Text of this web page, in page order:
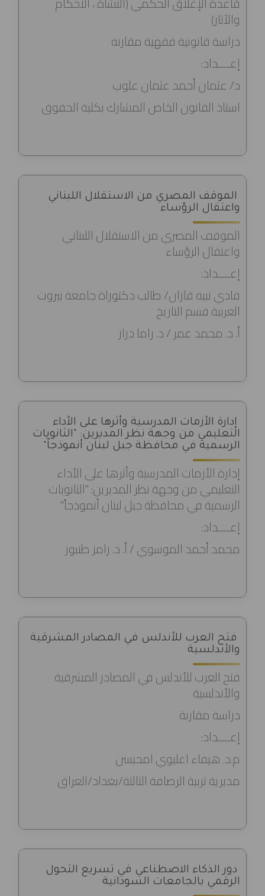
والآثار)
دراسة قانونية فقهية مقارنه
إعــــداد:
د/ عثمان أحمد عثمان علوب
استاذ القانون الخاص المشارك بكلية الحقوق
الموقف المصري من الاستقلال اللبناني
واعتقال الرؤساء
الموقف المصري من الاستقلال اللبناني
واعتقال الرؤساء
إعــــداد:
فادي نبيه قازان/ طالب دكتوراة جامعة بيروت
العربية قسم التاريخ
أ. د. محمد عمر / د. راما دراز
إدارة الأزمات المدرسية وأثرها على الأداء
التعليمي من وجهة نظر المديرين: "الثانويات
الرسمية في محافظة جبل لبنان أنموذجاً"
إدارة الأزمات المدرسية وأثرها على الأداء
التعليمي من وجهة نظر المديرين: "الثانويات
الرسمية في محافظة جبل لبنان أنموذجاً"
إعــــداد:
محمد أحمد الموسوي / أ. د. رامز طنبور
فتح العرب للأندلس في المصادر المشرقية
والأندلسية
فتح العرب للأندلس في المصادر المشرقية
والأندلسية
دراسة مقارنة
إعــــداد:
م.د. هيفاء اعليوي امحيسن
مديرية تربية الرصافة الثالثة/بغداد/العراق
دور الذكاء الاصطناعي في تسريع التحول
الرقمي بالجامعات السودانية